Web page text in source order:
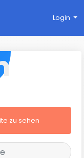
Login
zu sehen